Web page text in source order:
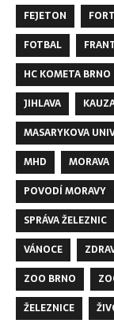
FEJETON
FOTBAL
HC KOMETA BRNO
JIHLAVA
MASARYKOVA
MHD
MORAVA
POVODÍ MORAVY
SPRÁVA ŽELEZNIC
VÁNOCE
ZOO BRNO
ŽELEZNICE